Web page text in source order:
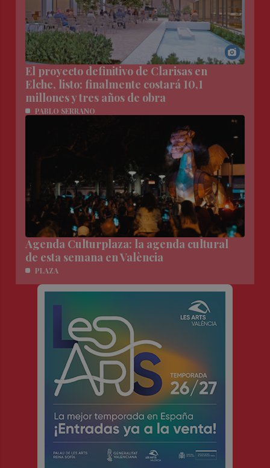
El proyecto definitivo de Clarisas en
Elche, listo: finalmente costará 10,1
millones y tres años de obra
PABLO SERRANO
Agenda Culturplaza: la agenda cultural
de esta semana en València
PLAZA